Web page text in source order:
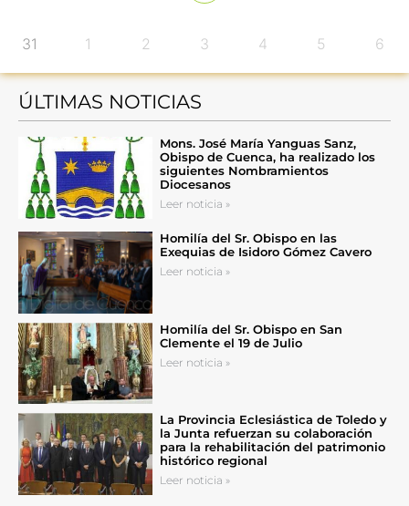
31 1 2 3 4 5 6
ÚLTIMAS NOTICIAS
Mons. José María Yanguas Sanz,
Obispo de Cuenca, ha realizado los
siguientes Nombramientos
Diocesanos
Leer noticia »
Homilía del Sr. Obispo en las
Exequias de Isidoro Gómez Cavero
Leer noticia »
Homilía del Sr. Obispo en San
Clemente el 19 de Julio
Leer noticia »
La Provincia Eclesiástica de Toledo y
la Junta refuerzan su colaboración
para la rehabilitación del patrimonio
histórico regional
Leer noticia »